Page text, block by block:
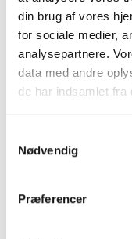
din brug af vores
for sociale medier,
analysepartnere.
data med andre
de har indsamlet fra
Nødvendig
Præferencer
Bredde:
Højde:
Vægt (brutto):
Antal kolli: